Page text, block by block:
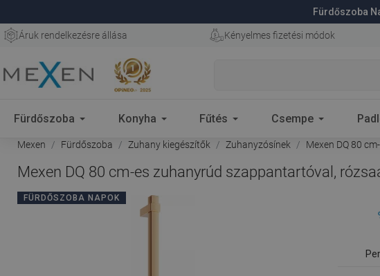
Fürdőszoba
Áruk rendelkezésre állása Kényelmes fizetési módok
Fürdőszoba Konyha Fűtés Csempe
Mexen Fürdőszoba Zuhany kiegészítők Zuhanyzósínek Mexen DQ 80
Mexen DQ 80 cm-es zuhanyrúd szappantartóval,
FÜRDŐSZOBA NAPOK